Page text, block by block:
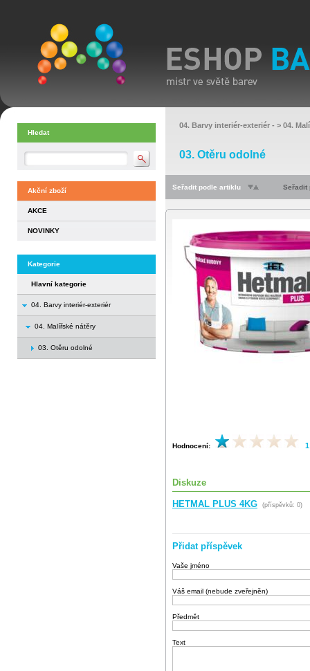
Hledat
Akční zboží
AKCE
NOVINKY
Kategorie
Hlavní kategorie
04. Barvy interiér-exteriér
04. Malířské nátěry
03. Otěru odolné
04. Barvy interiér-exteriér - > 04.
03. Otěru odolné
Seřadit podle artiklu Seřadit
Hodnocení:
Diskuze
HETMAL PLUS 4KG (příspěvků: 0)
Přidat příspěvek
Vaše jméno
Váš email (nebude zveřejněn)
Předmět
Text